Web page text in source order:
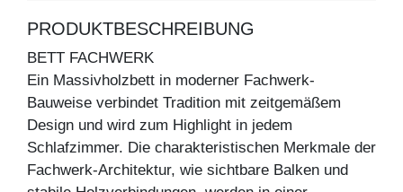
PRODUKTBESCHREIBUNG
BETT FACHWERK
Ein Massivholzbett in moderner Fachwerk-
Bauweise verbindet Tradition mit zeitgemäßem
Design und wird zum Highlight in jedem
Schlafzimmer. Die charakteristischen Merkmale der
Fachwerk-Architektur, wie sichtbare Balken und